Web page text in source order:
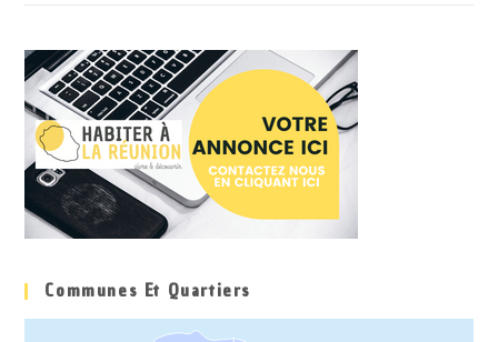
Communes Et Quartiers